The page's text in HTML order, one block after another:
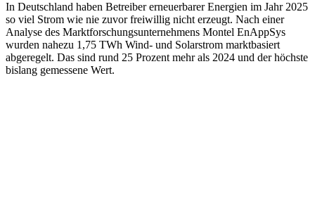
In Deutschland haben Betreiber erneuerbarer Energien im Jahr 2025
so viel Strom wie nie zuvor freiwillig nicht erzeugt. Nach einer
Analyse des Marktforschungsunternehmens Montel EnAppSys
wurden nahezu 1,75 TWh Wind- und Solarstrom marktbasiert
abgeregelt. Das sind rund 25 Prozent mehr als 2024 und der höchste
bislang gemessene Wert.